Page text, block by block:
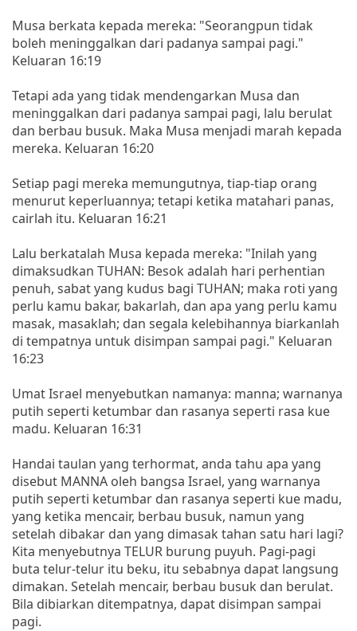
Musa berkata kepada mereka: "Seorangpun tidak
boleh meninggalkan dari padanya sampai pagi."
Keluaran 16:19
Tetapi ada yang tidak mendengarkan Musa dan
meninggalkan dari padanya sampai pagi, lalu berulat
dan berbau busuk. Maka Musa menjadi marah kepada
mereka. Keluaran 16:20
Setiap pagi mereka memungutnya, tiap-tiap orang
menurut keperluannya; tetapi ketika matahari panas,
cairlah itu. Keluaran 16:21
Lalu berkatalah Musa kepada mereka: "Inilah yang
dimaksudkan TUHAN: Besok adalah hari perhentian
penuh, sabat yang kudus bagi TUHAN; maka roti yang
perlu kamu bakar, bakarlah, dan apa yang perlu kamu
masak, masaklah; dan segala kelebihannya biarkanlah
di tempatnya untuk disimpan sampai pagi." Keluaran
16:23
Umat Israel menyebutkan namanya: manna; warnanya
putih seperti ketumbar dan rasanya seperti rasa kue
madu. Keluaran 16:31
Handai taulan yang terhormat, anda tahu apa yang
disebut MANNA oleh bangsa Israel, yang warnanya
putih seperti ketumbar dan rasanya seperti kue madu,
yang ketika mencair, berbau busuk, namun yang
setelah dibakar dan yang dimasak tahan satu hari lagi?
Kita menyebutnya TELUR burung puyuh. Pagi-pagi
buta telur-telur itu beku, itu sebabnya dapat langsung
dimakan. Setelah mencair, berbau busuk dan berulat.
Bila dibiarkan ditempatnya, dapat disimpan sampai
pagi.